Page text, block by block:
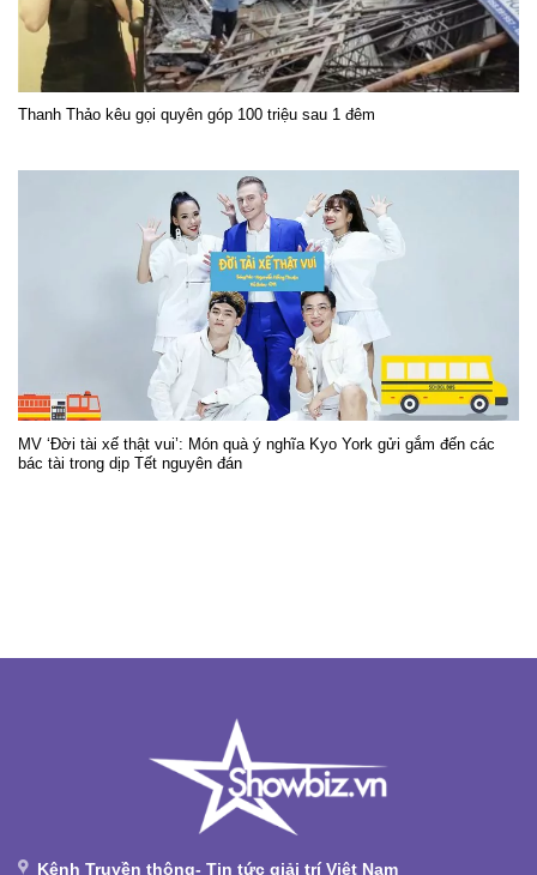
Thanh Thảo kêu gọi quyên góp 100 triệu sau 1 đêm
MV ‘Đời tài xế thật vui’: Món quà ý nghĩa Kyo York gửi gắm đến các
bác tài trong dịp Tết nguyên đán
Kênh Truyền thông- Tin tức giải trí Việt Nam